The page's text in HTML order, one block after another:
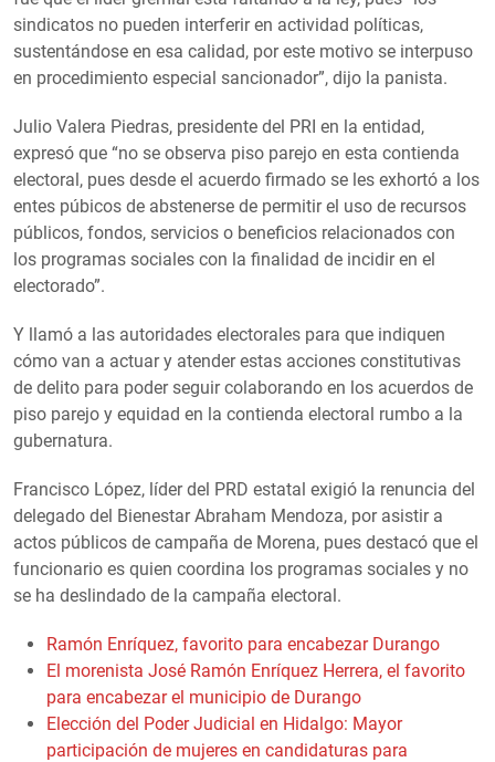
sindicatos no pueden interferir en actividad políticas,
sustentándose en esa calidad, por este motivo se interpuso
en procedimiento especial sancionador”, dijo la panista.
Julio Valera Piedras, presidente del PRI en la entidad,
expresó que “no se observa piso parejo en esta contienda
electoral, pues desde el acuerdo firmado se les exhortó a los
entes púbicos de abstenerse de permitir el uso de recursos
públicos, fondos, servicios o beneficios relacionados con
los programas sociales con la finalidad de incidir en el
electorado”.
Y llamó a las autoridades electorales para que indiquen
cómo van a actuar y atender estas acciones constitutivas
de delito para poder seguir colaborando en los acuerdos de
piso parejo y equidad en la contienda electoral rumbo a la
gubernatura.
Francisco López, líder del PRD estatal exigió la renuncia del
delegado del Bienestar Abraham Mendoza, por asistir a
actos públicos de campaña de Morena, pues destacó que el
funcionario es quien coordina los programas sociales y no
se ha deslindado de la campaña electoral.
Ramón Enríquez, favorito para encabezar Durango
El morenista José Ramón Enríquez Herrera, el favorito
para encabezar el municipio de Durango
Elección del Poder Judicial en Hidalgo: Mayor
participación de mujeres en candidaturas para